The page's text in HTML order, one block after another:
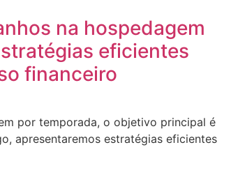
na hospedagem
eficientes
financeiro
por temporada, o objetivo principal é
apresentaremos estratégias eficientes